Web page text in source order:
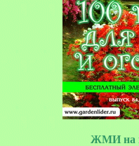
ЖМИ на